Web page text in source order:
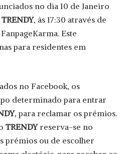
no dia 10 de Janeiro
TRENDY, às 17:30 através de
Este
para residentes em
no Facebook, os
determinado para entrar
, para reclamar os prémios.
TRENDYreserva-se no
prémios ou de escolher